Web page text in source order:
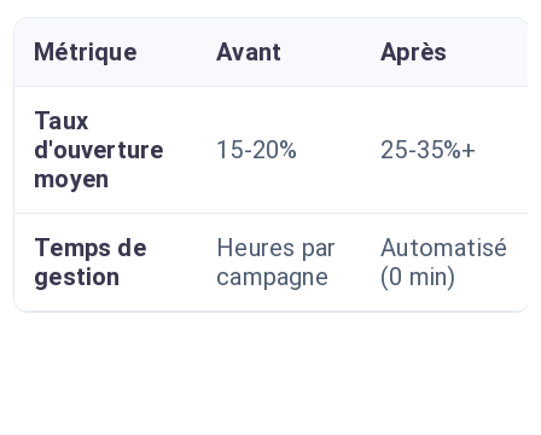
Métrique Avant Après
Taux
d'ouverture
moyen
15-20% 25-35%+
Temps de
gestion
Heures par
campagne
Automatisé
(0 min)